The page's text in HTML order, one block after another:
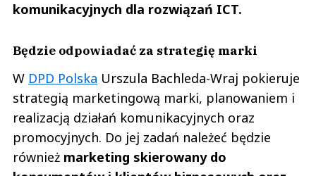
komunikacyjnych dla rozwiązań ICT.
Będzie odpowiadać za strategię marki
W DPD Polska Urszula Bachleda-Wraj pokieruje
strategią marketingową marki, planowaniem i
realizacją działań komunikacyjnych oraz
promocyjnych. Do jej zadań należeć będzie
również marketing skierowany do